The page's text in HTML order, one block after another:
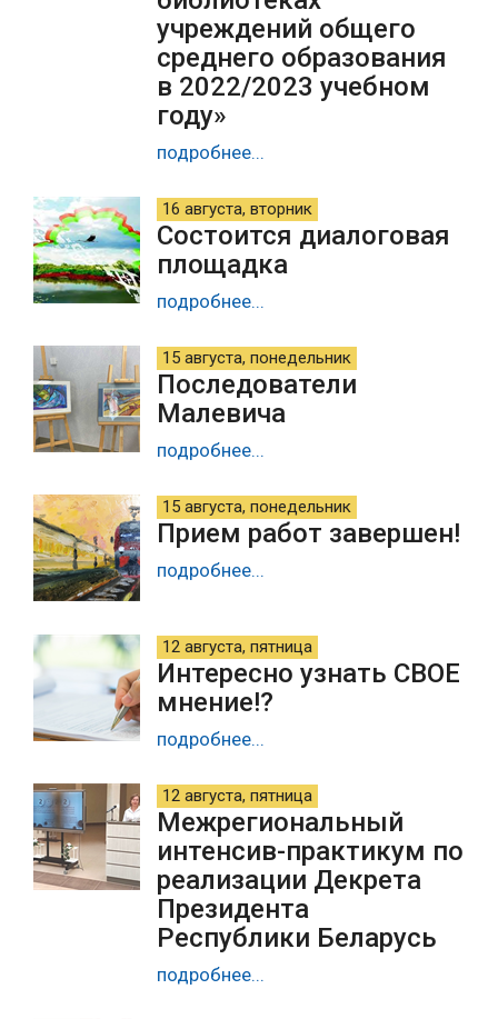
учреждений общего
среднего образования
в 2022/2023 учебном
году»
подробнее...
16 августа, вторник
Состоится диалоговая
площадка
подробнее...
15 августа, понедельник
Последователи
Малевича
подробнее...
15 августа, понедельник
Прием работ завершен!
подробнее...
12 августа, пятница
Интересно узнать СВОЕ
мнение!?
подробнее...
12 августа, пятница
Межрегиональный
интенсив-практикум по
реализации Декрета
Президента
Республики Беларусь
подробнее...